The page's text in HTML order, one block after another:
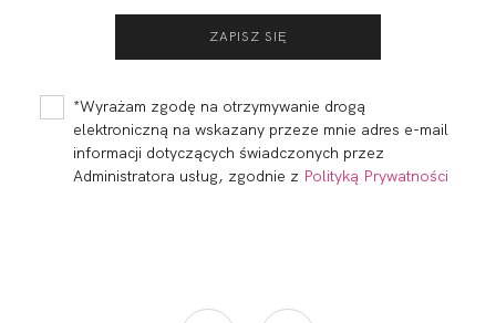
199,99 100,00 zł 99,99 50,00 zł
*Wyrażam zgodę na otrzymywanie drogą
elektroniczną na wskazany przeze mnie adres e-mail
informacji dotyczących świadczonych przez
Administratora usług, zgodnie z Polityką Prywatności